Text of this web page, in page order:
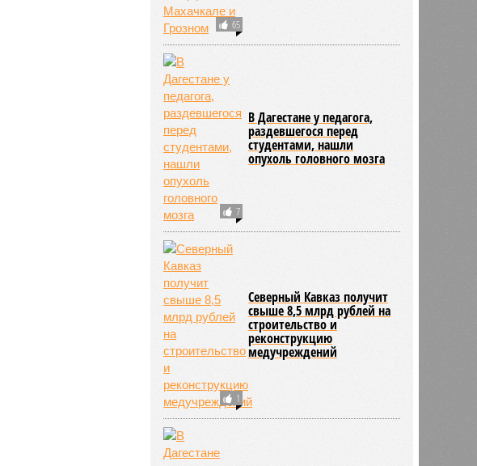
65
7
В Дагестане у педагога,
раздевшегося перед
студентами, нашли
опухоль головного мозга
1
Северный Кавказ получит
свыше 8,5 млрд рублей на
строительство и
реконструкцию
медучреждений